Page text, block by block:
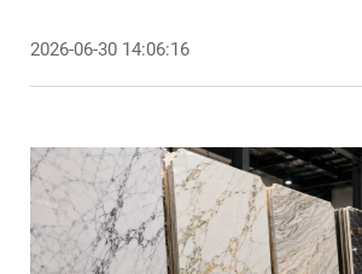
2026-06-30 14:06:16